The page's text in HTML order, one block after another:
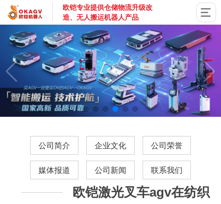
欧铠专业提供仓储物流升级改
造、无人搬运机器人产品
公司简介 企业文化 公司荣誉
媒体报道 公司新闻 联系我们
欧铠激光叉车agv在纺织